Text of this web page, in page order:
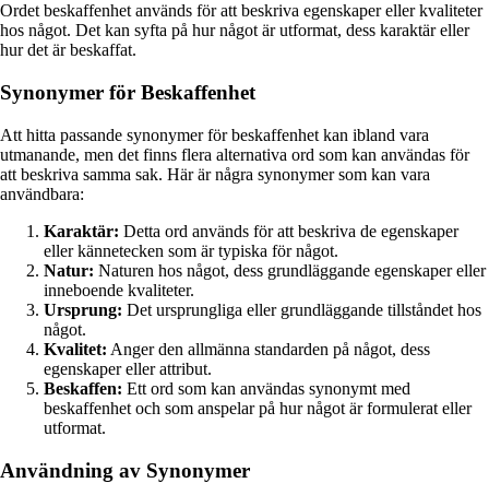
Ordet beskaffenhet används för att beskriva egenskaper eller kvaliteter
hos något. Det kan syfta på hur något är utformat, dess karaktär eller
hur det är beskaffat.
Synonymer för Beskaffenhet
Att hitta passande synonymer för beskaffenhet kan ibland vara
utmanande, men det finns flera alternativa ord som kan användas för
att beskriva samma sak. Här är några synonymer som kan vara
användbara:
Karaktär: Detta ord används för att beskriva de egenskaper
eller kännetecken som är typiska för något.
Natur: Naturen hos något, dess grundläggande egenskaper eller
inneboende kvaliteter.
Ursprung: Det ursprungliga eller grundläggande tillståndet hos
något.
Kvalitet: Anger den allmänna standarden på något, dess
egenskaper eller attribut.
Beskaffen: Ett ord som kan användas synonymt med
beskaffenhet och som anspelar på hur något är formulerat eller
utformat.
Användning av Synonymer